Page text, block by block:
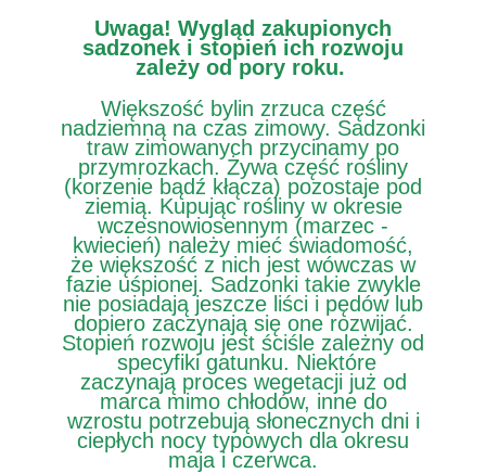
Uwaga! Wygląd zakupionych
sadzonek i stopień ich rozwoju
zależy od pory roku.
Większość bylin zrzuca część
nadziemną na czas zimowy. Sadzonki
traw zimowanych przycinamy po
przymrozkach. Żywa część rośliny
(korzenie bądź kłącza) pozostaje pod
ziemią. Kupując rośliny w okresie
wczesnowiosennym (marzec -
kwiecień) należy mieć świadomość,
że większość z nich jest wówczas w
fazie uśpionej. Sadzonki takie zwykle
nie posiadają jeszcze liści i pędów lub
dopiero zaczynają się one rozwijać.
Stopień rozwoju jest ściśle zależny od
specyfiki gatunku. Niektóre
zaczynają proces wegetacji już od
marca mimo chłodów, inne do
wzrostu potrzebują słonecznych dni i
ciepłych nocy typowych dla okresu
maja i czerwca.